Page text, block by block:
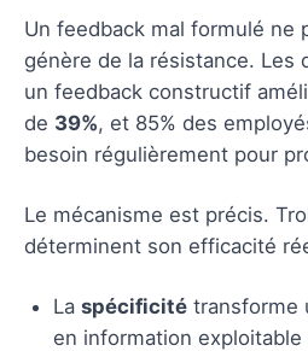
Un feedback mal formulé ne
génère de la résistance. Les
un feedback constructif
de 39%, et 85% des
besoin régulièrement pour
Le mécanisme est précis.
déterminent son efficacité
La spécificité transforme
en information